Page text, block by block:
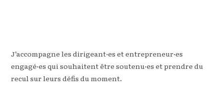
J’accompagne les dirigeant·es et entrepreneur·es
engagé·es qui souhaitent être soutenu·es et prendre du
recul sur leurs défis du moment.